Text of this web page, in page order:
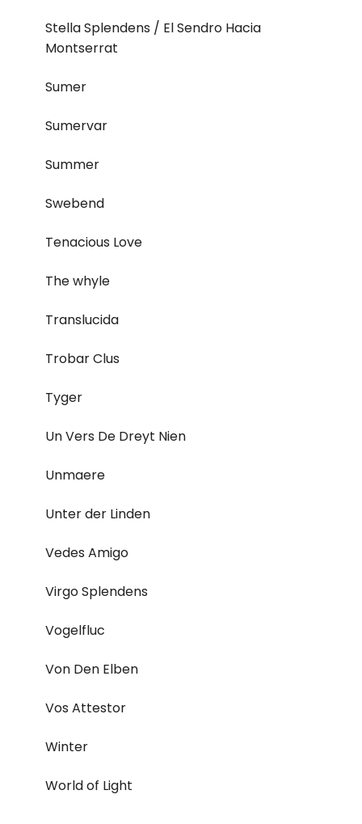
Stella Splendens / El Sendro Hacia
Montserrat
Sumer
Sumervar
Summer
Swebend
Tenacious Love
The whyle
Translucida
Trobar Clus
Tyger
Un Vers De Dreyt Nien
Unmaere
Unter der Linden
Vedes Amigo
Virgo Splendens
Vogelfluc
Von Den Elben
Vos Attestor
Winter
World of Light